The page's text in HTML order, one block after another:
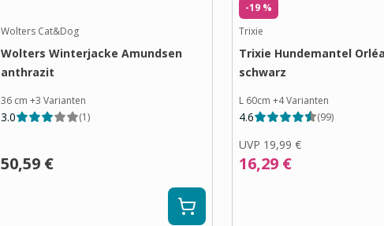
Wolters Cat&Dog
Wolters Winterjacke Amundsen
anthrazit
36 cm +3 Varianten
3.0 (1)
50,59 €
-19 %
Trixie
Trixie Hundemantel
schwarz
L 60cm +4Varianten
4.6 (99)
UVP 19,99 €
16,29 €